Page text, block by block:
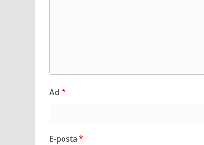
Ad *
E-posta *